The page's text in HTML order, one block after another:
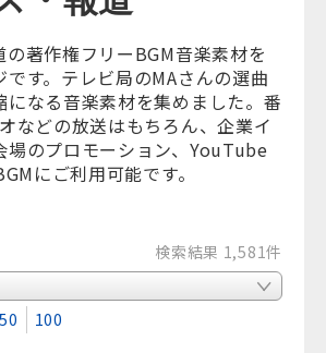
の著作権フリーBGM音楽素材を
す。テレビ局のMAさんの選曲
になる音楽素材を集めました。番
などの放送はもちろん、企業イ
場のプロモーション、YouTube
にご利用可能です。
検索結果 1,581件
50 100